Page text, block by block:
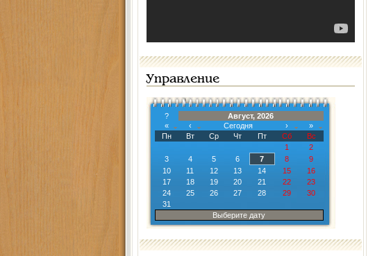
Управление
?
Август, 2026
«
‹ Сегодня ›
»
Пн
Вт Ср Чт Пт Сб
Вс
1
2
3
4 5 6 7 8
9
10
11 12 13 14 15
16
17
18 19 20 21 22
23
24
25 26 27 28 29
30
31
Выберите дату